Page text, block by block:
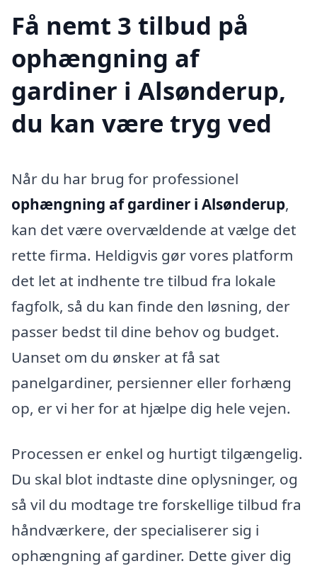
Få nemt 3 tilbud på
ophængning af
gardiner i Alsønderup,
du kan være tryg ved
Når du har brug for professionel
ophængning af gardiner i Alsønderup,
kan det være overvældende at vælge det
rette firma. Heldigvis gør vores platform
det let at indhente tre tilbud fra lokale
fagfolk, så du kan finde den løsning, der
passer bedst til dine behov og budget.
Uanset om du ønsker at få sat
panelgardiner, persienner eller forhæng
op, er vi her for at hjælpe dig hele vejen.
Processen er enkel og hurtigt tilgængelig.
Du skal blot indtaste dine oplysninger, og
så vil du modtage tre forskellige tilbud fra
håndværkere, der specialiserer sig i
ophængning af gardiner. Dette giver dig